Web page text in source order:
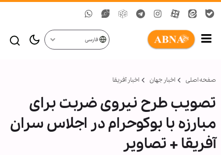
فارسی
صفحه اصلی اخبار جهان اخبار آفریقا
تصویب طرح نیروی ضربت برای
مبارزه با بوکوحرام در اجلاس سران
آفریقا + تصاویر